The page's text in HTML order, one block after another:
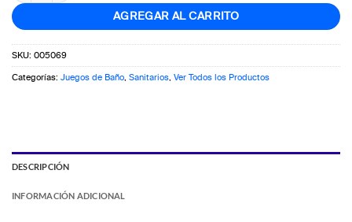
AGREGAR AL CARRITO
SKU: 005069
Categorías: Juegos de Baño, Sanitarios, Ver Todos los Productos
DESCRIPCIÓN
INFORMACIÓN ADICIONAL